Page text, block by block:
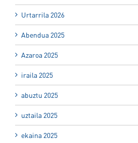
Urtarrila 2026
Abendua 2025
Azaroa 2025
iraila 2025
abuztu 2025
uztaila 2025
ekaina 2025